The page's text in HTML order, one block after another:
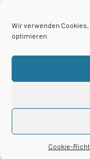
Wir verwenden
optimieren.
Cookie-
65183
E-MAIL